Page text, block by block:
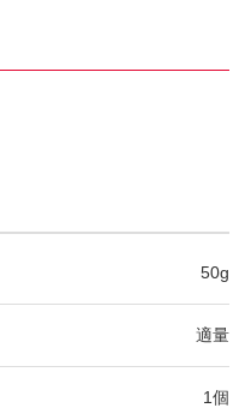
50g
適量
1個